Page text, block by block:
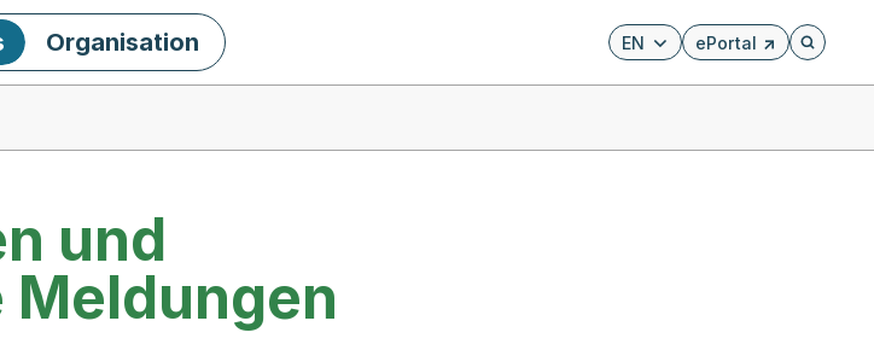
EN ePortal
Externer Link, wird in
Öffnet
Organisation
und